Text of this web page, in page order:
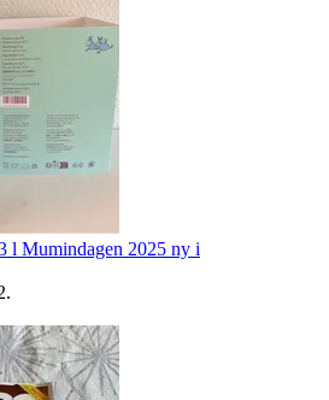
l Mumindagen 2025 ny i
.